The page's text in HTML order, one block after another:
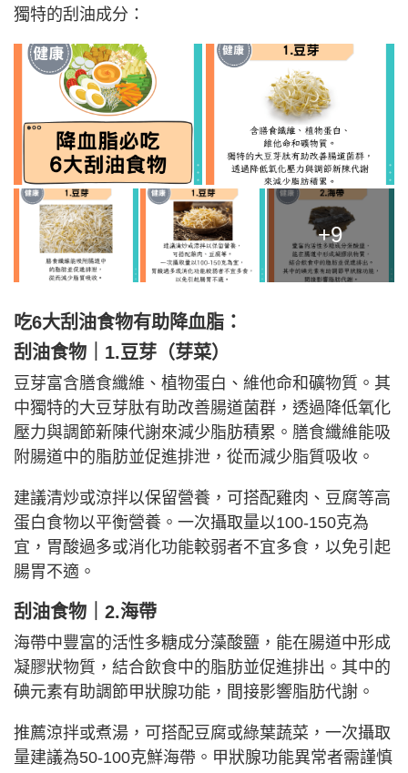
獨特的刮油成分：
+9
吃6大刮油食物有助降血脂：
刮油食物｜1.豆芽（芽菜）
豆芽富含膳食纖維、植物蛋白、維他命和礦物質。其
中獨特的大豆芽肽有助改善腸道菌群，透過降低氧化
壓力與調節新陳代謝來減少脂肪積累。膳食纖維能吸
附腸道中的脂肪並促進排泄，從而減少脂質吸收。
建議清炒或涼拌以保留營養，可搭配雞肉、豆腐等高
蛋白食物以平衡營養。一次攝取量以100-150克為
宜，胃酸過多或消化功能較弱者不宜多食，以免引起
腸胃不適。
刮油食物｜2.海帶
海帶中豐富的活性多糖成分藻酸鹽，能在腸道中形成
凝膠狀物質，結合飲食中的脂肪並促進排出。其中的
碘元素有助調節甲狀腺功能，間接影響脂肪代謝。
推薦涼拌或煮湯，可搭配豆腐或綠葉蔬菜，一次攝取
量建議為50-100克鮮海帶。甲狀腺功能異常者需謹慎